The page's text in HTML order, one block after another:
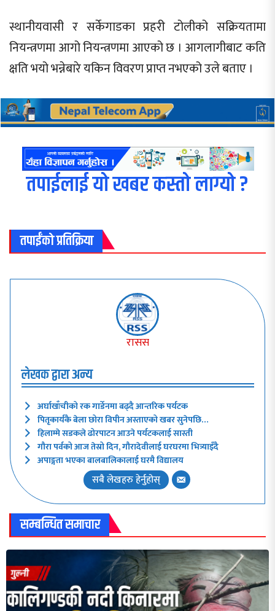
स्थानीयवासी र सर्केगाडका प्रहरी टोलीको सक्रियतामा
नियन्त्रणमा आगो नियन्त्रणमा आएको छ । आगलागीबाट कति
क्षति भयो भन्नेबारे यकिन विवरण प्राप्त नभएको उले बताए ।
तपाईलाई यो खबर कस्तो लाग्यो ?
तपाईंको प्रतिक्रिया
रासस
लेखक द्वारा अन्य
अर्घाखाँचीको रक गार्डेनमा बढ्दै आन्तरिक पर्यटक
पितृकार्यकै बेला छोरा विपीन अस्ताएको खबर सुनेपछि…
हिलाम्मे सडकले ढोरपाटन आउने पर्यटकलाई सास्ती
गौरा पर्वको आज तेस्रो दिन, गौरादेवीलाई घरघरमा भित्र्याइँदै
अपाङ्गता भएका बालबालिकालाई घरमै विद्यालय
सबै लेखहरु हेर्नुहोस्
सम्बन्धित समाचार